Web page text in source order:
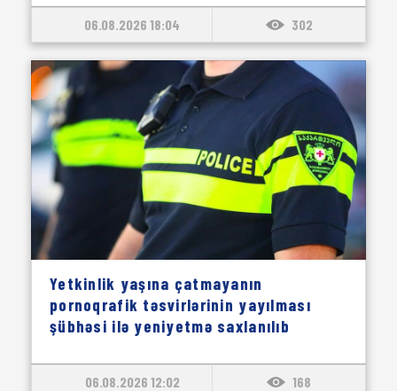
06.08.2026 18:04 302
Yetkinlik yaşına çatmayanın
pornoqrafik təsvirlərinin yayılması
şübhəsi ilə yeniyetmə saxlanılıb
06.08.2026 12:02 168